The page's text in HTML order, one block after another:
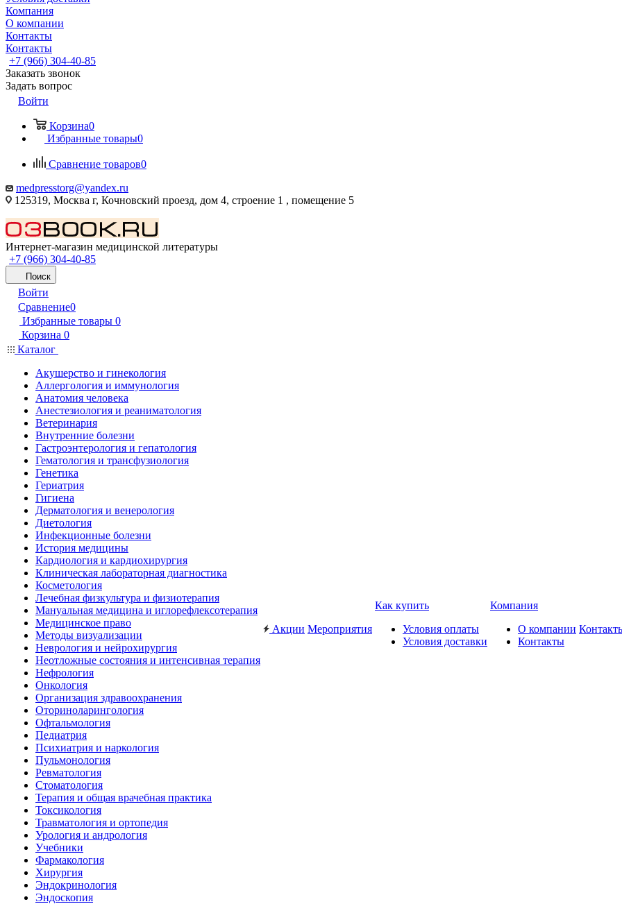
Компания
О компании
Контакты
Контакты
+7 (966) 304-40-85
Заказать звонок
Задать вопрос
Войти
Корзина0
Избранные товары0
Сравнение товаров0
medpresstorg@yandex.ru
125319, Москва г, Кочновский проезд, дом 4, строение 1 , помещение 5
Интернет-магазин медицинской литературы
+7 (966) 304-40-85
Поиск
Войти
Сравнение0
Избранные товары 0
Корзина 0
Каталог
Акушерство и гинекология
Аллергология и иммунология
Анатомия человека
Анестезиология и реаниматология
Ветеринария
Внутренние болезни
Гастроэнтерология и гепатология
Гематология и трансфузиология
Генетика
Гериатрия
Гигиена
Дерматология и венерология
Диетология
Инфекционные болезни
История медицины
Кардиология и кардиохирургия
Клиническая лабораторная диагностика
Косметология
Лечебная физкультура и физиотерапия
Мануальная медицина и иглорефлексотерапия
Медицинское право
Методы визуализации
Неврология и нейрохирургия
Неотложные состояния и интенсивная терапия
Нефрология
Онкология
Организация здравоохранения
Оториноларингология
Офтальмология
Педиатрия
Психиатрия и наркология
Пульмонология
Ревматология
Стоматология
Терапия и общая врачебная практика
Токсикология
Травматология и ортопедия
Урология и андрология
Учебники
Фармакология
Хирургия
Эндокринология
Эндоскопия
Акции Мероприятия
Как купить
Условия оплаты
Условия доставки
Компания
О компании
Контакты